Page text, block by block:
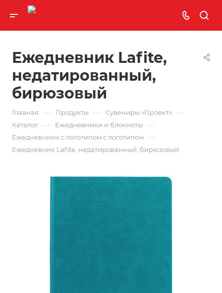
Ежедневник Lafite,
недатированный,
бирюзовый
Главная — Продукты — Сувениры «Проект» —
Каталог — Ежедневники и блокноты —
Ежедневники с логотипом с логотипом —
Ежедневник Lafite, недатированный, бирюзовый